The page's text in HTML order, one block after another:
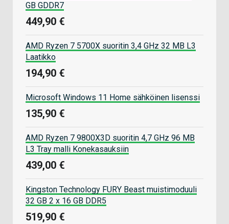
GB GDDR7
449,90 €
AMD Ryzen 7 5700X suoritin 3,4 GHz 32 MB L3
Laatikko
194,90 €
Microsoft Windows 11 Home sähköinen lisenssi
135,90 €
AMD Ryzen 7 9800X3D suoritin 4,7 GHz 96 MB
L3 Tray malli Konekasauksiin
439,00 €
Kingston Technology FURY Beast muistimoduuli
32 GB 2 x 16 GB DDR5
519,90 €